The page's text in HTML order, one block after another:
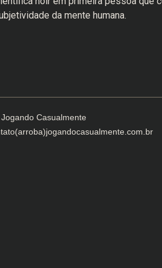
da mente humana.
Casualmente